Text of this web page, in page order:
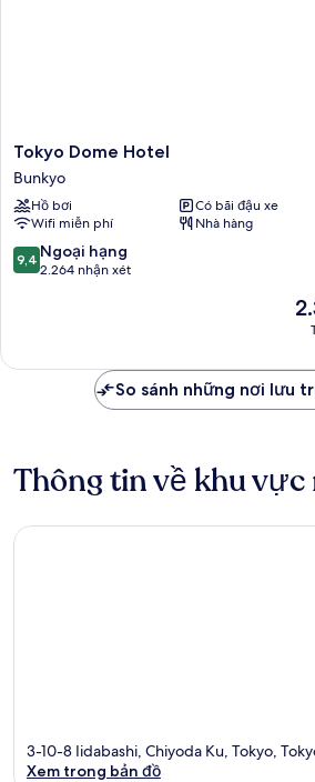
age
of
Tokyo
Dome
Hotel
Bunkyo
Tokyo Dome Hotel
Bunkyo
Hồ bơi
Có bãi đậu xe
Wifi miễn phí
Nhà hàng
9.4
trên
nhận
9,4 Ngoại hạng
2.264 nhận xét
So sánh những nơi lưu
Thông tin về khu vực
3-10-8 Iidabashi, Chiyoda Ku, Tokyo,
Xem trong bản đồ